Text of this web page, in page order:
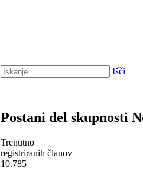
Išči
Postani del skupnosti
Trenutno
registriranih članov
10.785